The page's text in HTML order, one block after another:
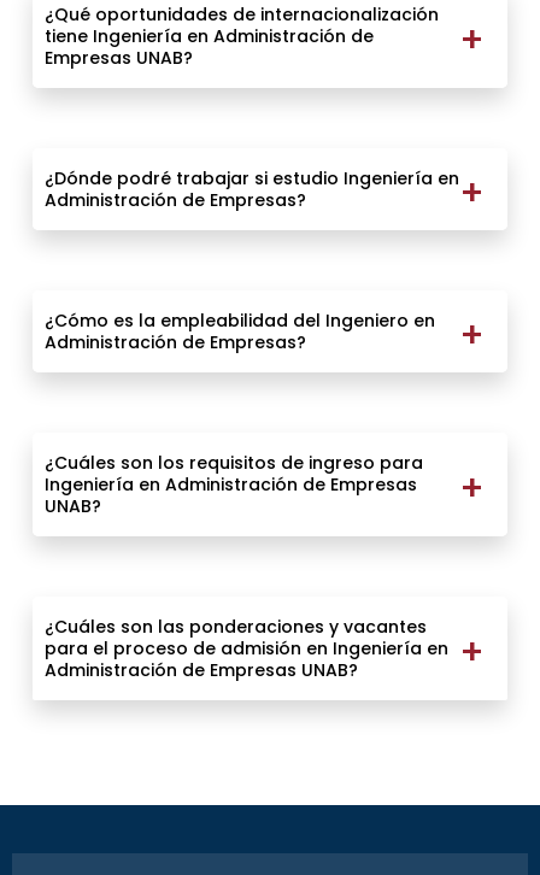
¿Qué oportunidades de internacionalización
tiene Ingeniería en Administración de
Empresas UNAB?
¿Dónde podré trabajar si estudio Ingeniería en
Administración de Empresas?
¿Cómo es la empleabilidad del Ingeniero en
Administración de Empresas?
¿Cuáles son los requisitos de ingreso para
Ingeniería en Administración de Empresas
UNAB?
¿Cuáles son las ponderaciones y vacantes
para el proceso de admisión en Ingeniería en
Administración de Empresas UNAB?